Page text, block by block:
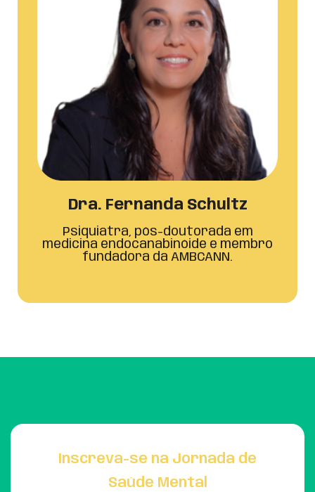
Dra. Fernanda Schultz
Psiquiatra, pós-doutorada em
medicina endocanabinóide e membro
fundadora da AMBCANN.
Inscreva-se na Jornada de
Saúde Mental